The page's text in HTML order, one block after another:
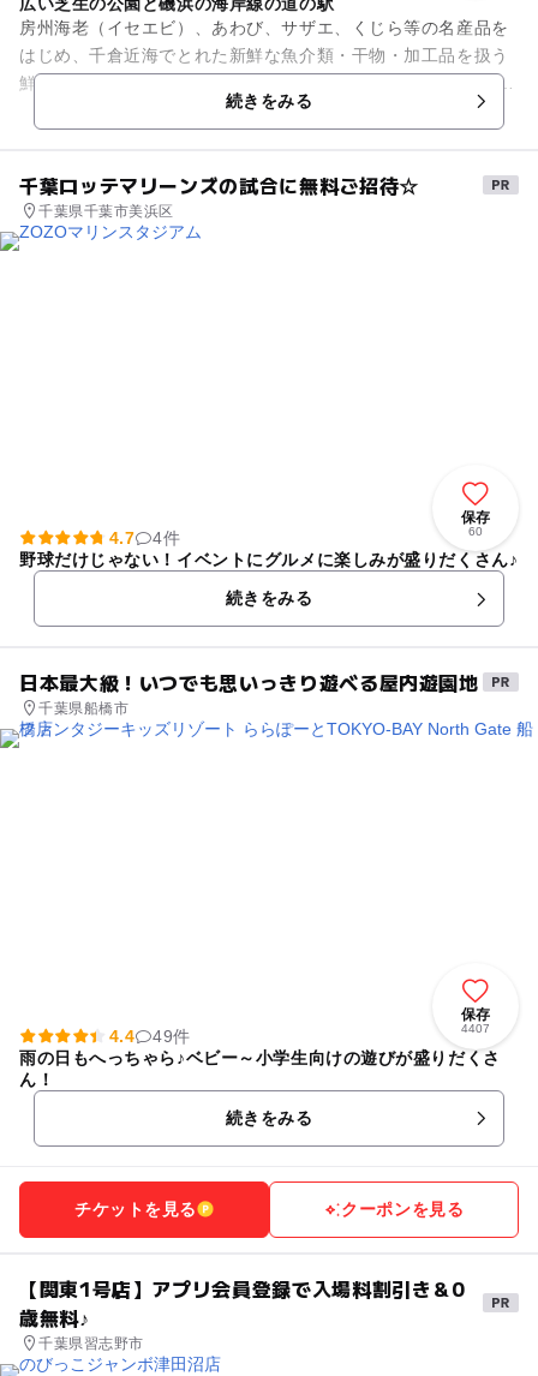
房州海老（イセエビ）、あわび、サザエ、くじら等の名産品を
はじめ、千倉近海でとれた新鮮な魚介類・干物・加工品を扱う
鮮魚店。 千葉・南房総の銘菓やおみやげ、千倉ならではの個性
的な商品を取り揃えた雑...続きをみる
千葉ロッテマリーンズの試合に無料ご招待☆
千葉県千葉市美浜区
保存
60
4.7
4件
野球だけじゃない！イベントにグルメに楽しみが盛りだくさん♪
続きをみる
日本最大級！いつでも思いっきり遊べる屋内遊園地
千葉県船橋市
保存
4407
4.4
49件
雨の日もへっちゃら♪ベビー～小学生向けの遊びが盛りだくさ
ん！
続きをみる
チケットを見る クーポンを見る
【関東1号店】アプリ会員登録で入場料割引き＆0
歳無料♪
千葉県習志野市